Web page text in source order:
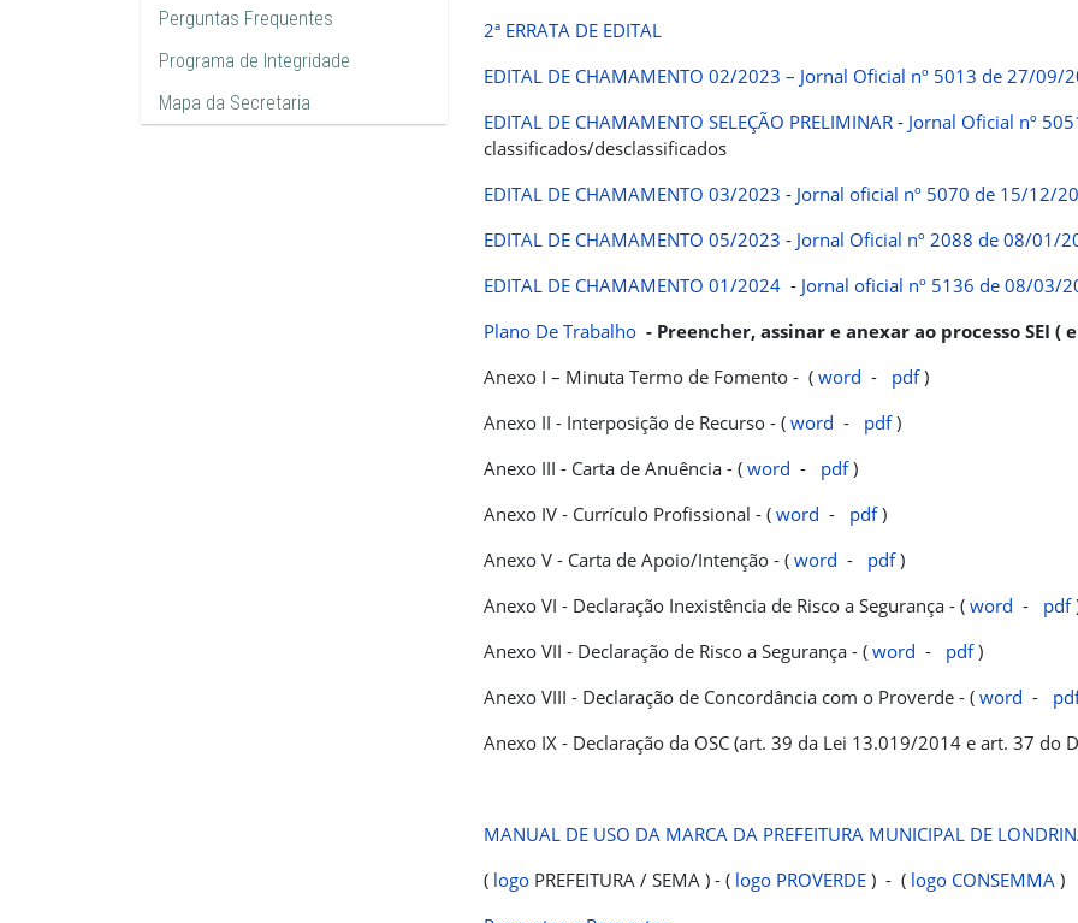
Perguntas Frequentes
Programa de Integridade
Mapa da Secretaria
2ª ERRATA DE EDITAL
EDITAL DE CHAMAMENTO 02/2023 – Jornal Oficial nº 5013 de 27/09/
EDITAL DE CHAMAMENTO SELEÇÃO PRELIMINAR - Jornal Oficial nº
classificados/desclassificados
EDITAL DE CHAMAMENTO 03/2023 - Jornal oficial nº 5070 de 15/12/
EDITAL DE CHAMAMENTO 05/2023 - Jornal Oficial nº 2088 de 08/01/
EDITAL DE CHAMAMENTO 01/2024 - Jornal oficial nº 5136 de 08/03/
Plano De Trabalho - Preencher, assinar e anexar ao processo SEI
Anexo I – Minuta Termo de Fomento - ( word - pdf)
Anexo II - Interposição de Recurso - ( word - pdf)
Anexo III - Carta de Anuência - ( word - pdf)
Anexo IV - Currículo Profissional - ( word - pdf)
Anexo V - Carta de Apoio/Intenção - ( word - pdf)
Anexo VI - Declaração Inexistência de Risco a Segurança - ( word - pdf
Anexo VII - Declaração de Risco a Segurança - ( word - pdf)
Anexo VIII - Declaração de Concordância com o Proverde - ( word -
Anexo IX - Declaração da OSC (art. 39 da Lei 13.019/2014 e art. 37 do
MANUAL DE USO DA MARCA DA PREFEITURA MUNICIPAL DE
( logo PREFEITURA / SEMA ) - ( logo PROVERDE ) - ( logo CONSEMMA )